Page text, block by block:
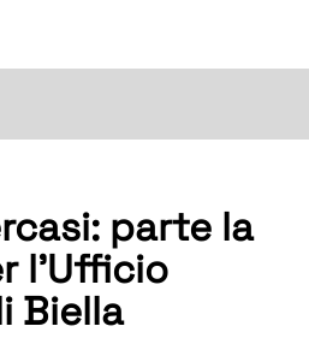
parte la
l’Ufficio
Biella